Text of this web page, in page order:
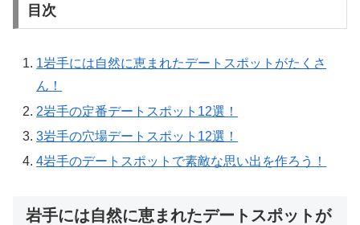
目次
1岩手には自然に恵まれたデートスポットがたくさ
ん！
2岩手の定番デートスポット12選！
3岩手の穴場デートスポット12選！
4岩手のデートスポットで素敵な思い出を作ろう！
岩手には自然に恵まれたデートスポットが